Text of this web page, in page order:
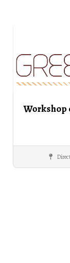
Workshop